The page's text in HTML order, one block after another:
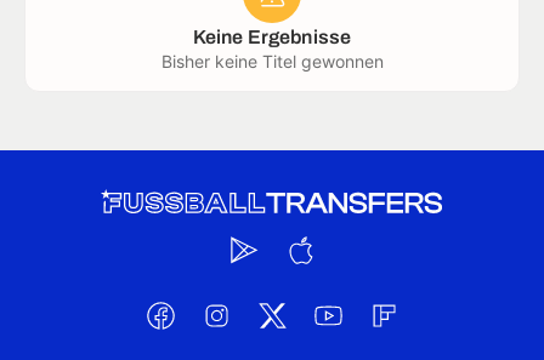
Keine Ergebnisse
Bisher keine Titel gewonnen